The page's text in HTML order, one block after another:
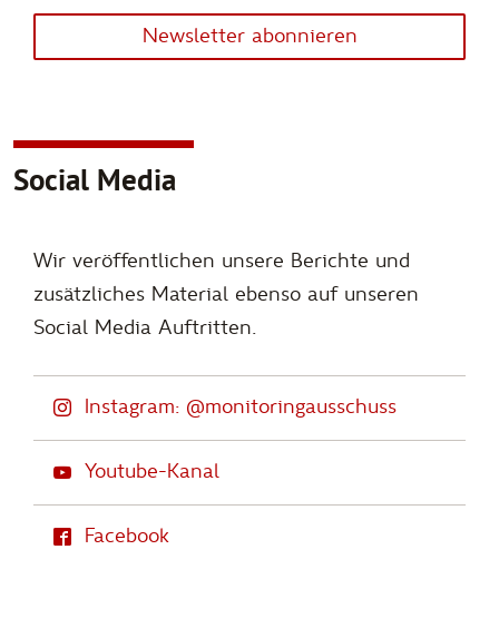
Newsletter abonnieren
Social Media
Wir veröffentlichen unsere Berichte und
zusätzliches Material ebenso auf unseren
Social Media Auftritten.
Instagram: @monitoringausschuss
Youtube-Kanal
Facebook